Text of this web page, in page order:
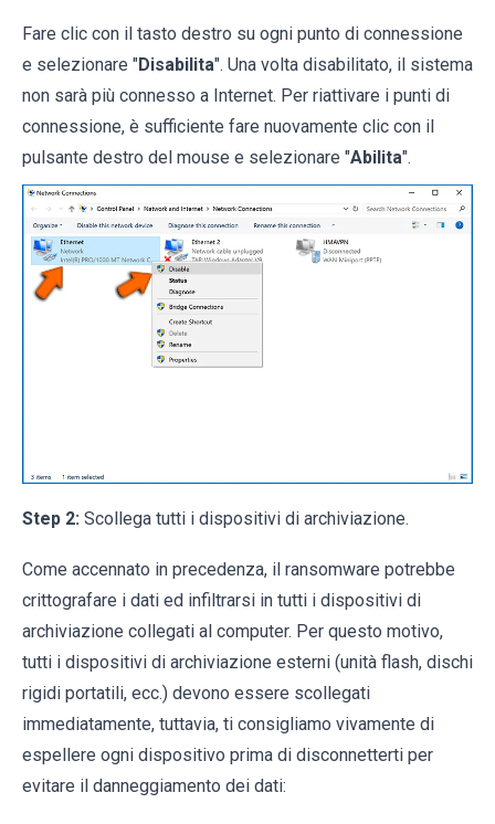
Fare clic con il tasto destro su ogni punto di connessione
e selezionare "Disabilita". Una volta disabilitato, il sistema
non sarà più connesso a Internet. Per riattivare i punti di
connessione, è sufficiente fare nuovamente clic con il
pulsante destro del mouse e selezionare "Abilita".
Step 2: Scollega tutti i dispositivi di archiviazione.
Come accennato in precedenza, il ransomware potrebbe
crittografare i dati ed infiltrarsi in tutti i dispositivi di
archiviazione collegati al computer. Per questo motivo,
tutti i dispositivi di archiviazione esterni (unità flash, dischi
rigidi portatili, ecc.) devono essere scollegati
immediatamente, tuttavia, ti consigliamo vivamente di
espellere ogni dispositivo prima di disconnetterti per
evitare il danneggiamento dei dati: